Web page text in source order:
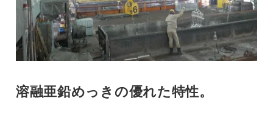
溶融亜鉛めっきの優れた特性。